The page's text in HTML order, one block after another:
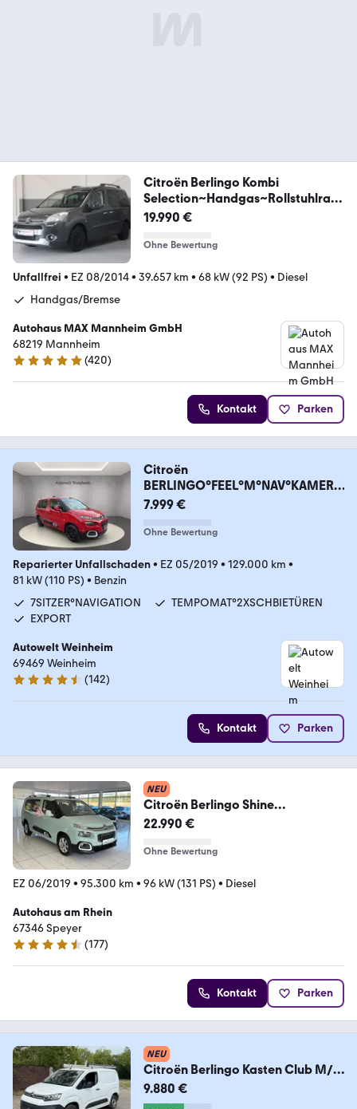
Citroën Berlingo Kombi
Selection~Handgas~Rollstuhlram
pe
19.990 €
Ohne Bewertung
Unfallfrei • EZ 08/2014• 39.657 km • 68 kW (92 PS) • Diesel
Handgas/Bremse
Autohaus MAX Mannheim GmbH
68219 Mannheim
4.9 Sterne
(420)
Kontakt Parken
Citroën
BERLINGO°FEEL°M°NAV°KAMERA
°LED°7SITZER°SHZ°PDC°
7.999 €
Ohne Bewertung
Reparierter Unfallschaden• EZ 05/2019 • 129.000 km •
81 kW (110 PS) • Benzin
7SITZER°NAVIGATION
TEMPOMAT°2XSCHBIETÜREN
EXPORT
Autowelt Weinheim
69469 Weinheim
4.7 Sterne
(142)
Kontakt Parken
NEU
Citroën Berlingo Shine
XL+7Sitzer+Navi+Kamera+Standh
22.990 €
Ohne Bewertung
EZ 06/2019 • 95.300 km • 96 kW (131 PS) • Diesel
Autohaus am Rhein
67346 Speyer
4.5 Sterne
(177)
Kontakt Parken
NEU
Citroën Berlingo Kasten Club M/L1
PDC
9.880 €